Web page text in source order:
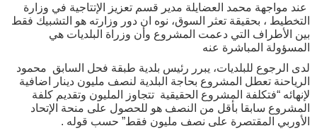
عند مواجهة محمد العضايلة مدير قسم تعزيز الإتتاجية في وزارة
التخطيط ، بحقيقة تعثر السوق، نوه ان دور وزارته هو التشبيك فقط
بين الأطراف التي دعمت المشروع وأن وزراة البلديات هي
المسؤولة المباشرة عنه
لدى الرجوع للبلديات، يبرر رئيس بلدية طبقة فحل السابق محمود
الرياحنة تعطل المشروع بحاجة البلدية لنصف مليون دينار اضافية
لإنهائه “فتكلفة المشروع الحقيقية تتجاوز المليون وتقديم كلفة
المشروع سابقا بأقل من النصف هو للحصول على منحة الإتحاد
الأوربي المقتصرة على نصف مليون فقط” حسب قوله .